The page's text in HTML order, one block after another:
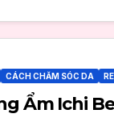
CÁCH CHĂM SÓC DA
Ẩm Ichi